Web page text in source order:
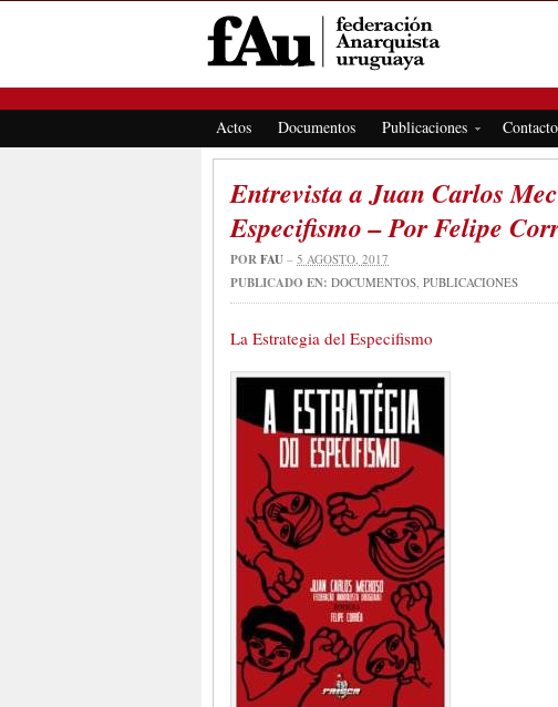
Actos Documentos Publicaciones Contacto
Entrevista a Juan Carlos
Especifismo – Por Felipe
PORFAU – 5 AGOSTO, 2017
PUBLICADO EN: DOCUMENTOS, PUBLICACIONES
La Estrategia del Especifismo